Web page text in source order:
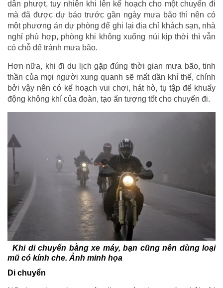
dân phượt, tuy nhiên khi lên kế hoạch cho một chuyến đi
mà đã được dự báo trước gần ngày mưa bão thì nên có
một phương án dự phòng để ghi lại địa chỉ khách sạn, nhà
nghỉ phù hợp, phòng khi không xuống núi kịp thời thì vẫn
có chỗ để tránh mưa bão.
Hơn nữa, khi đi du lịch gặp đúng thời gian mưa bão, tinh
thần của mọi người xung quanh sẽ mất dần khí thế, chính
bởi vậy nên có kế hoạch vui chơi, hát hò, tụ tập để khuấy
động không khí của đoàn, tạo ấn tượng tốt cho chuyến đi.
Khi di chuyển bằng xe máy, bạn cũng nên dùng loại
mũ có kính che. Ảnh minh họa
Di chuyển